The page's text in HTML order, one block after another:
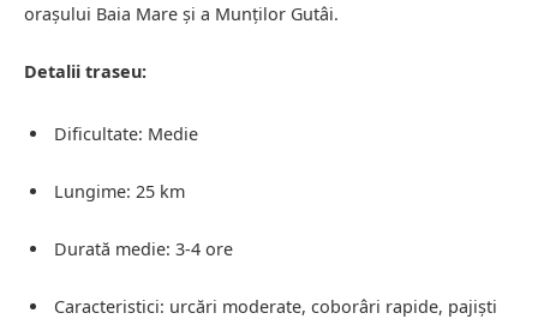
orașului Baia Mare și a Munților Gutâi.
Detalii traseu:
Dificultate: Medie
Lungime: 25 km
Durată medie: 3-4 ore
Caracteristici: urcări moderate, coborâri rapide, pajiști